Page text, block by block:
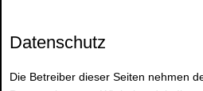
Datenschutz
Die Betreiber dieser Seiten nehmen